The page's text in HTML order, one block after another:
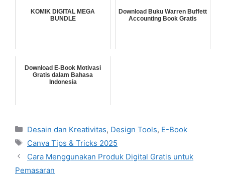
KOMIK DIGITAL MEGA
BUNDLE
Download Buku Warren Buffett
Accounting Book Gratis
Download E-Book Motivasi
Gratis dalam Bahasa
Indonesia
Categories
Desain dan Kreativitas, Design Tools, E-Book
Tags
Canva Tips & Tricks 2025
Cara Menggunakan Produk Digital Gratis untuk
Pemasaran